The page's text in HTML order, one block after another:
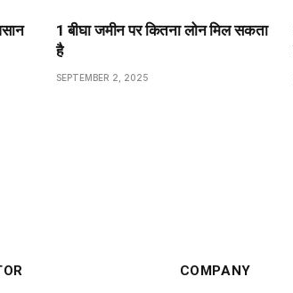
1 बीघा जमीन पर कितना लोन मिल सकता
है
SEPTEMBER 2, 2025
COMPANY